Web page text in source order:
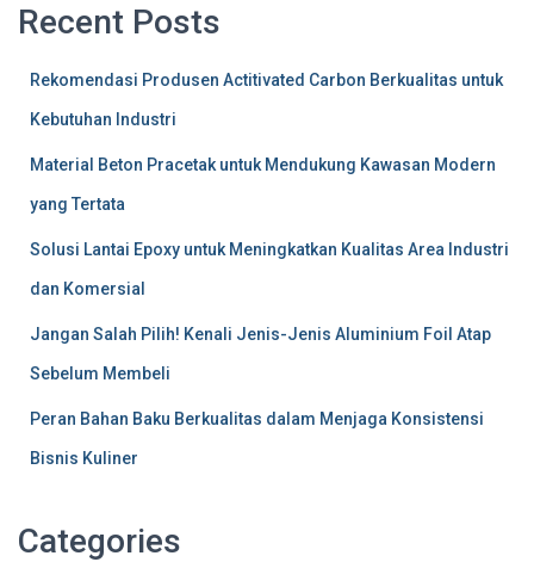
Recent Posts
Rekomendasi Produsen Actitivated Carbon Berkualitas untuk
Kebutuhan Industri
Material Beton Pracetak untuk Mendukung Kawasan Modern
yang Tertata
Solusi Lantai Epoxy untuk Meningkatkan Kualitas Area Industri
dan Komersial
Jangan Salah Pilih! Kenali Jenis-Jenis Aluminium Foil Atap
Sebelum Membeli
Peran Bahan Baku Berkualitas dalam Menjaga Konsistensi
Bisnis Kuliner
Categories